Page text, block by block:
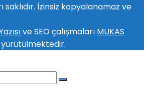
saklıdır. İzinsiz kopyalanamaz ve
ve SEO çalışmaları MUKAS